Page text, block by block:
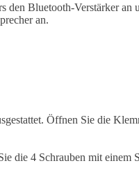
den Bluetooth-Verstärker
an.
Öffnen Sie die
die 4 Schrauben mit